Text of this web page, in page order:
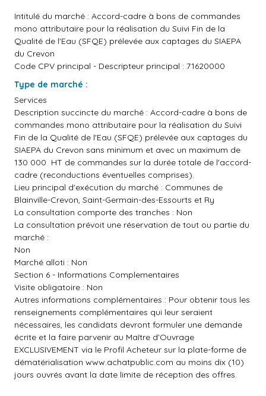
Intitulé du marché : Accord-cadre à bons de commandes
mono attributaire pour la réalisation du Suivi Fin de la
Qualité de l'Eau (SFQE) prélevée aux captages du SIAEPA
du Crevon
Code CPV principal - Descripteur principal : 71620000
Type de marché :
Services
Description succincte du marché : Accord-cadre à bons de
commandes mono attributaire pour la réalisation du Suivi
Fin de la Qualité de l'Eau (SFQE) prélevée aux captages du
SIAEPA du Crevon sans minimum et avec un maximum de
130 000  HT de commandes sur la durée totale de l'accord-
cadre (reconductions éventuelles comprises).
Lieu principal d'exécution du marché : Communes de
Blainville-Crevon, Saint-Germain-des-Essourts et Ry
La consultation comporte des tranches : Non
La consultation prévoit une réservation de tout ou partie du
marché :
Non
Marché alloti : Non
Section 6 - Informations Complementaires
Visite obligatoire : Non
Autres informations complémentaires : Pour obtenir tous les
renseignements complémentaires qui leur seraient
nécessaires, les candidats devront formuler une demande
écrite et la faire parvenir au Maître d'Ouvrage
EXCLUSIVEMENT via le Profil Acheteur sur la plate-forme de
dématérialisation www.achatpublic.com au moins dix (10)
jours ouvrés avant la date limite de réception des offres.